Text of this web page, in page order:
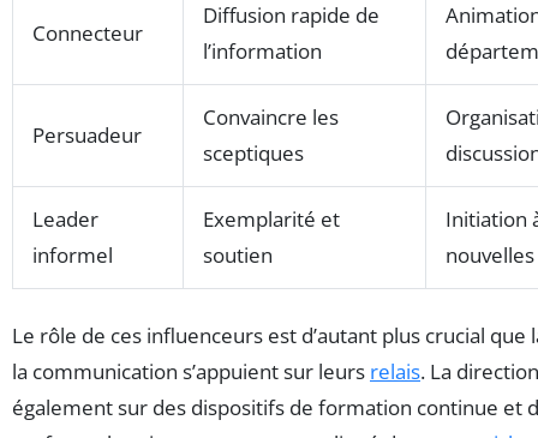
Connecteur
Diffusion rapide de
l’information
Persuadeur
Convaincre les
sceptiques
Leader
informel
Exemplarité et
soutien
Initiation
Le rôle de ces influenceurs est d’autant plus crucial que
la communication s’appuient sur leurs relais. La
également sur des dispositifs de formation continue et